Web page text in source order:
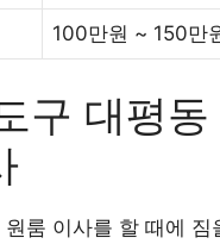
100만원 ~ 150만
구 대평동
룸 이사를 할 때에 짐